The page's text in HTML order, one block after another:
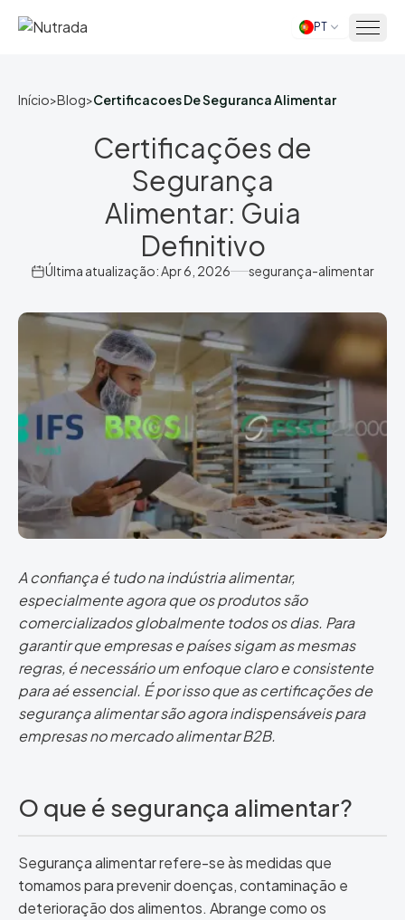
Início PT
Início>Blog>Certificacoes De Seguranca Alimentar
Certificações de
Segurança
Alimentar: Guia
Definitivo
Última atualização: Apr 6, 2026 segurança-alimentar
A confiança é tudo na indústria alimentar,
especialmente agora que os produtos são
comercializados globalmente todos os dias. Para
garantir que empresas e países sigam as mesmas
regras, é necessário um enfoque claro e consistente
para aé essencial. É por isso que as certificações de
segurança alimentar são agora indispensáveis para
empresas no mercado alimentar B2B.
O que é segurança alimentar?
Segurança alimentar refere-se às medidas que
tomamos para prevenir doenças, contaminação e
deterioração dos alimentos. Abrange como os